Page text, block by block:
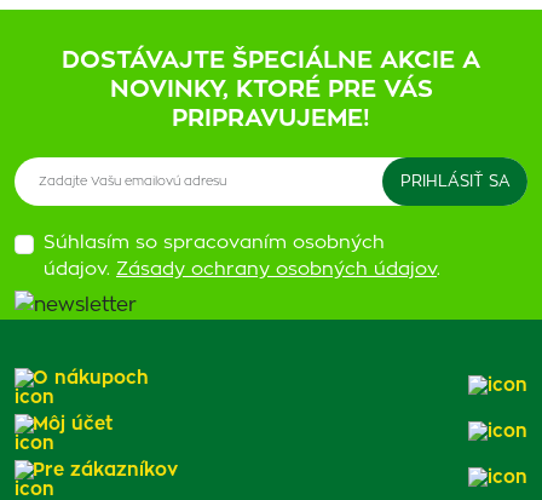
DOSTÁVAJTE ŠPECIÁLNE AKCIE A
NOVINKY, KTORÉ PRE VÁS
PRIPRAVUJEME!
Súhlasím so spracovaním osobných
údajov. Zásady ochrany osobných údajov.
O nákupoch
Môj účet
Pre zákazníkov